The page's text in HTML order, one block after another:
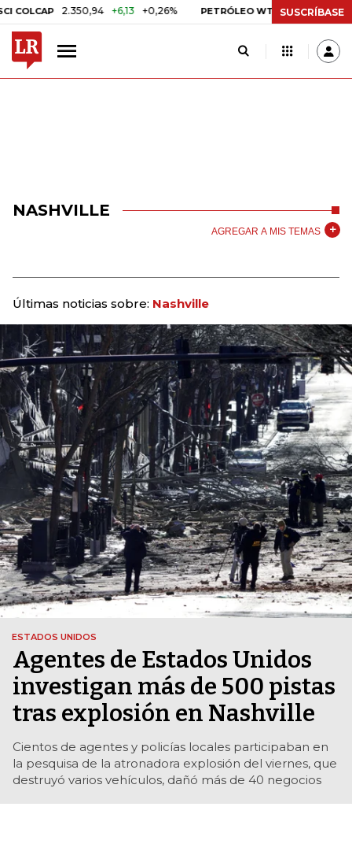
2.350,94 +6,13 +0,26% PETRÓLEO WTI US$ 78,01 US$
SUSCRÍBASE
NASHVILLE
AGREGAR A MIS TEMAS
Últimas noticias sobre: Nashville
ESTADOS UNIDOS
Agentes de Estados Unidos
investigan más de 500 pistas
tras explosión en Nashville
Cientos de agentes y policías locales participaban en
la pesquisa de la atronadora explosión del viernes, que
destruyó varios vehículos, dañó más de 40 negocios